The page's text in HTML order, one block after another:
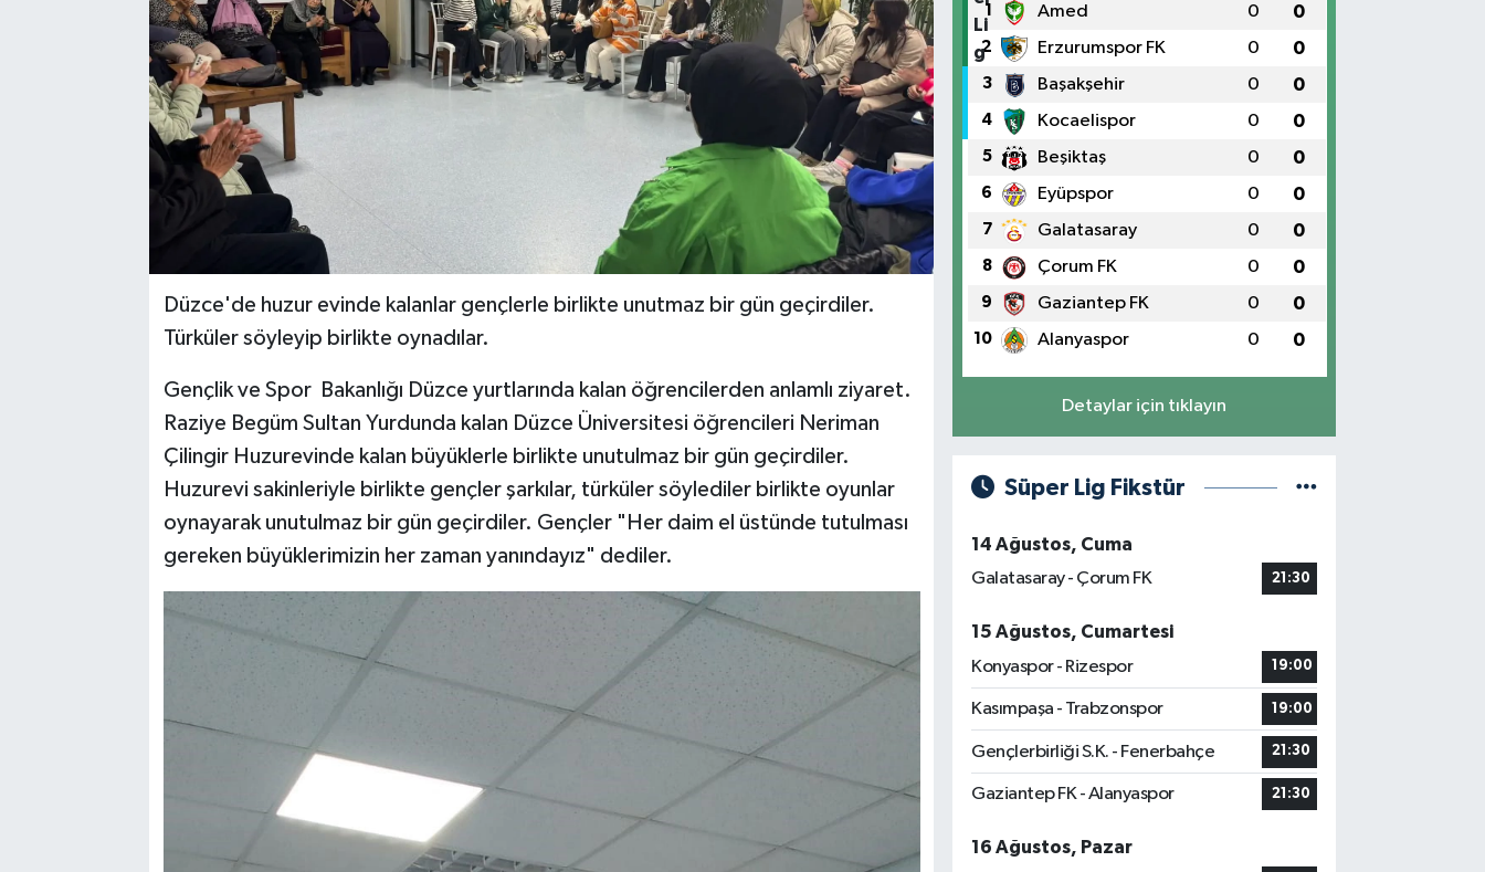
Düzce'de huzur evinde kalanlar gençlerle birlikte unutmaz bir gün geçirdiler.
Türküler söyleyip birlikte oynadılar.
Gençlik ve Spor Bakanlığı Düzce yurtlarında kalan öğrencilerden anlamlı ziyaret.
Raziye Begüm Sultan Yurdunda kalan Düzce Üniversitesi öğrencileri Neriman
Çilingir Huzurevinde kalan büyüklerle birlikte unutulmaz bir gün geçirdiler.
Huzurevi sakinleriyle birlikte gençler şarkılar, türküler söylediler birlikte oyunlar
oynayarak unutulmaz bir gün geçirdiler. Gençler "Her daim el üstünde tutulması
gereken büyüklerimizin her zaman yanındayız" dediler.
1 Amed 0 0
2 Erzurumspor FK 0 0
3 Başakşehir 0 0
4 Kocaelispor 0 0
5 Beşiktaş 0 0
6 Eyüpspor 0 0
7 Galatasaray 0 0
8 Çorum FK 0 0
9 Gaziantep FK 0 0
10 Alanyaspor 0 0
Detaylar için tıklayın
Süper Lig Fikstür
14 Ağustos, Cuma
Galatasaray - Çorum FK
21:30
15 Ağustos, Cumartesi
Konyaspor - Rizespor
19:00
Kasımpaşa - Trabzonspor 19:00
Gençlerbirliği S.K. - Fenerbahçe 21:30
Gaziantep FK - Alanyaspor 21:30
16 Ağustos, Pazar